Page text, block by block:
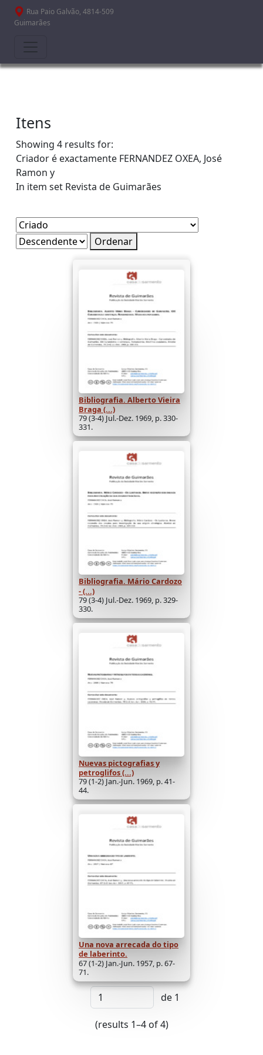
Passar para o conteúdo principal
Rua Paio Galvão, 4814-509
Guimarães
Itens
Showing 4 results for:
Criador é exactamente FERNANDEZ OXEA, José
Ramon y
In item set Revista de Guimarães
Ordenar
Bibliografia. Alberto Vieira
Braga (...)
79 (3-4) Jul.-Dez. 1969, p. 330-
331.
Bibliografia. Mário Cardozo
- (...)
79 (3-4) Jul.-Dez. 1969, p. 329-
330.
Nuevas pictografias y
petroglifos (...)
79 (1-2) Jan.-Jun. 1969, p. 41-
44.
Una nova arrecada do tipo
de laberinto.
67 (1-2) Jan.-Jun. 1957, p. 67-
71.
de 1
(results 1–4 of 4)